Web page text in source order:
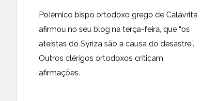
Polémico bispo ortodoxo grego de Calávrita
afirmou no seu blog na terça-feira, que “os
ateístas do Syriza são a causa do desastre”.
Outros clérigos ortodoxos criticam
afirmações.